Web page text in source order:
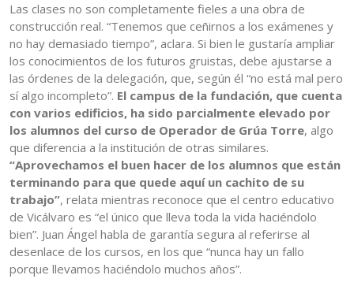
Las clases no son completamente fieles a una obra de
construcción real. “Tenemos que ceñirnos a los exámenes y
no hay demasiado tiempo”, aclara. Si bien le gustaría ampliar
los conocimientos de los futuros gruistas, debe ajustarse a
las órdenes de la delegación, que, según él “no está mal pero
sí algo incompleto”. El campus de la fundación, que cuenta
con varios edificios, ha sido parcialmente elevado por
los alumnos del curso de Operador de Grúa Torre, algo
que diferencia a la institución de otras similares.
“Aprovechamos el buen hacer de los alumnos que están
terminando para que quede aquí un cachito de su
trabajo”, relata mientras reconoce que el centro educativo
de Vicálvaro es “el único que lleva toda la vida haciéndolo
bien”. Juan Ángel habla de garantía segura al referirse al
desenlace de los cursos, en los que “nunca hay un fallo
porque llevamos haciéndolo muchos años”.